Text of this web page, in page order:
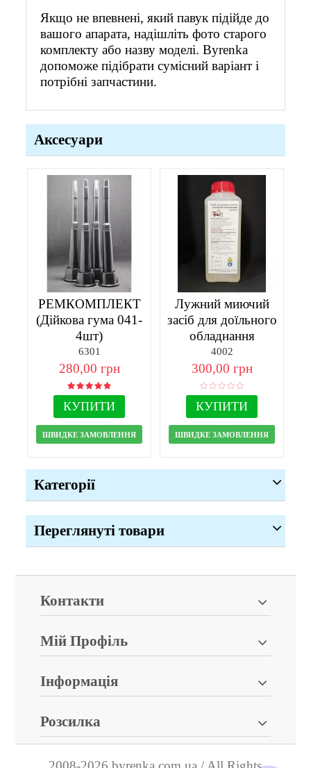
Якщо не впевнені, який павук підійде до
вашого апарата, надішліть фото старого
комплекту або назву моделі. Byrenka
допоможе підібрати сумісний варіант і
потрібні запчастини.
Аксесуари
РЕМКОМПЛЕКТ
(Дійкова гума 041-
4шт)
6301
280,00 грн
КУПИТИ
ШВИДКЕ ЗАМОВЛЕННЯ
Лужний миючий
засіб для доїльного
обладнання
4002
300,00 грн
КУПИТИ
ШВИДКЕ ЗАМОВЛЕННЯ
Категорії
Переглянуті товари
Контакти
Мій Профіль
Інформація
Розсилка